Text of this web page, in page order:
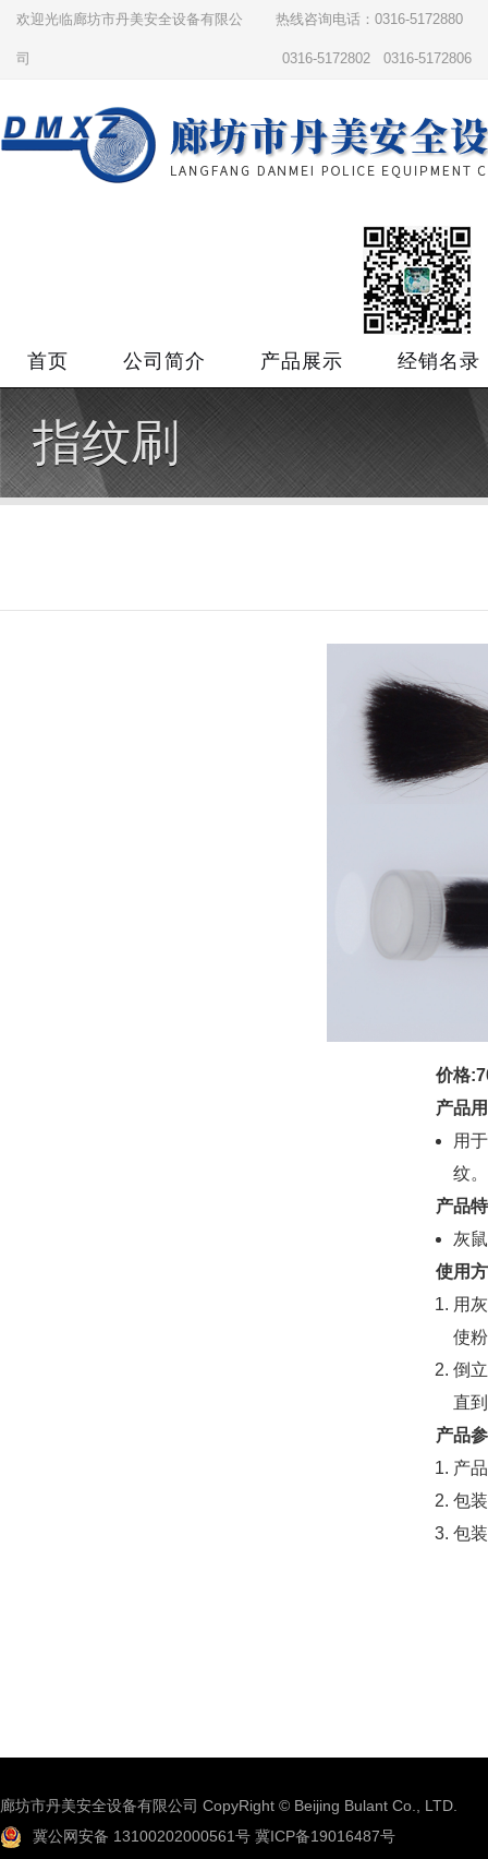
欢迎光临廊坊市丹美安全设备有限公
司
热线咨询电话：0316-5172880
0316-5172802 0316-5172806
首页 公司简介 产品展示 经销名录
指纹刷
价格
产品
用
纹。
产品
灰
使用
用
使
倒
直
产品
产
包
包
廊坊市丹美安全设备有限公司 CopyRight © Beijing Bulant Co., LTD.
冀公网安备 13100202000561号 冀ICP备19016487号